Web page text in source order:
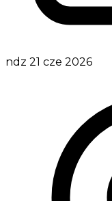
ndz 21 cze 2026